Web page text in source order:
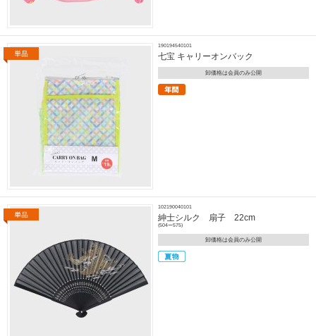
190194540101
七宝 キャリーオンバック
卸価格は会員のみ公開
102190040101
紳士シルク 扇子 22cm
(504ー575)
卸価格は会員のみ公開